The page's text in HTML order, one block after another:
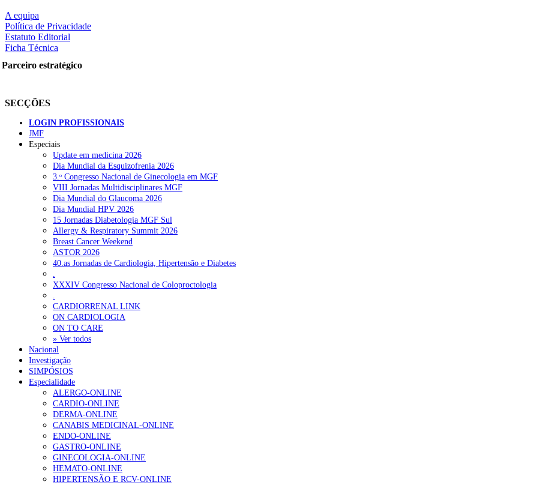
nas redes sociais:
RECENTES
Quase 11.900 jovens recorreram aos cheques psicólogo e nutricionista no primeiro mês
ULS de Coimbra estreia cirurgia endoscópica do ouvido com apoio robótico em Portugal
Enfermeiros exigem esclarecimentos sobre eventual gestão privada da ULS do Algarve
Ordem dos Médicos alerta para riscos no novo sistema de acesso a consultas e cirurgias
Portugal está a formar os médicos de que precisa?
MAIS LIDAS
Enfermagem Forense. “Da urgência ao tribunal, cada gesto conta e cada profissional faz a diferença”
203 visualizações
1.º Episódio do Podcast “Frequência Cardio – Sintoniza-te na Insuficiência Cardíaca” da Bayer
202 visualizações
A equipa
Política de Privacidade
Estatuto Editorial
Ficha Técnica
Parceiro estratégico
SECÇÕES
LOGIN PROFISSIONAIS
JMF
Especiais
Update em medicina 2026
Dia Mundial da Esquizofrenia 2026
3.ᵒ Congresso Nacional de Ginecologia em MGF
VIII Jornadas Multidisciplinares MGF
Dia Mundial do Glaucoma 2026
Dia Mundial HPV 2026
15 Jornadas Diabetologia MGF Sul
Allergy & Respiratory Summit 2026
Breast Cancer Weekend
ASTOR 2026
40.as Jornadas de Cardiologia, Hipertensão e Diabetes
.
XXXIV Congresso Nacional de Coloproctologia
.
CARDIORRENAL LINK
ON CARDIOLOGIA
ON TO CARE
» Ver todos
Nacional
Investigação
SIMPÓSIOS
Especialidade
ALERGO-ONLINE
CARDIO-ONLINE
DERMA-ONLINE
CANABIS MEDICINAL-ONLINE
ENDO-ONLINE
GASTRO-ONLINE
GINECOLOGIA-ONLINE
HEMATO-ONLINE
HIPERTENSÃO E RCV-ONLINE